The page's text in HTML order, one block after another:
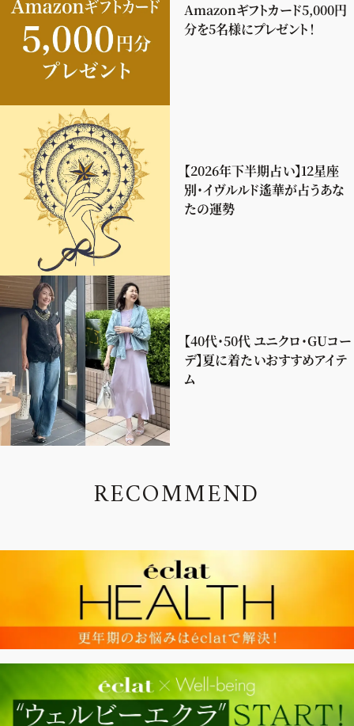
Amazonギフトカード5,000円
分を5名様にプレゼント！
【2026年下半期占い】12星座
別・イヴルルド遙華が占うあな
たの運勢
【40代・50代 ユニクロ・GUコー
デ】夏に着たいおすすめアイテ
ム
RECOMMEND